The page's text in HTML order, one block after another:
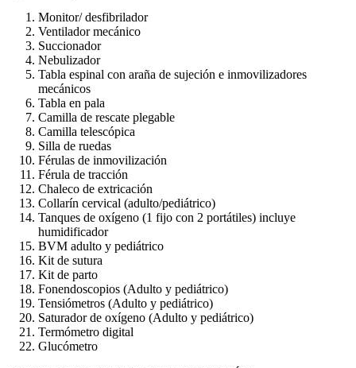
Monitor/ desfibrilador
Ventilador mecánico
Succionador
Nebulizador
Tabla espinal con araña de sujeción e inmovilizadores
mecánicos
Tabla en pala
Camilla de rescate plegable
Camilla telescópica
Silla de ruedas
Férulas de inmovilización
Férula de tracción
Chaleco de extricación
Collarín cervical (adulto/pediátrico)
Tanques de oxígeno (1 fijo con 2 portátiles) incluye
humidificador
BVM adulto y pediátrico
Kit de sutura
Kit de parto
Fonendoscopios (Adulto y pediátrico)
Tensiómetros (Adulto y pediátrico)
Saturador de oxígeno (Adulto y pediátrico)
Termómetro digital
Glucómetro